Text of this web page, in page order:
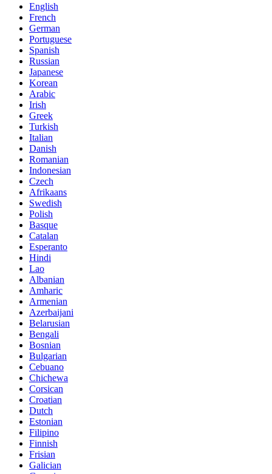
English
French
German
Portuguese
Spanish
Russian
Japanese
Korean
Arabic
Irish
Greek
Turkish
Italian
Danish
Romanian
Indonesian
Czech
Afrikaans
Swedish
Polish
Basque
Catalan
Esperanto
Hindi
Lao
Albanian
Amharic
Armenian
Azerbaijani
Belarusian
Bengali
Bosnian
Bulgarian
Cebuano
Chichewa
Corsican
Croatian
Dutch
Estonian
Filipino
Finnish
Frisian
Galician